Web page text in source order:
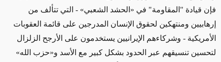
فإن قيادة "المقاومة" في «الحشد الشعبي» - التي تتألف من
إرهابيين ومنتهكين لحقوق الإنسان المدرجين على قائمة العقوبات
الأمريكية - وشركاءهم الإيرانيين يستخدمون على الأرجح الزلزال
لتحسين تنسيقهم عبر الحدود بشكل كبير مع الأسد و«حزب الله»